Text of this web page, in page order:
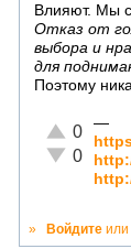
Влияют. Мы
Отказ от
выбора и
для
Поэтому
Отлично!
0
0
—
» Войдите или